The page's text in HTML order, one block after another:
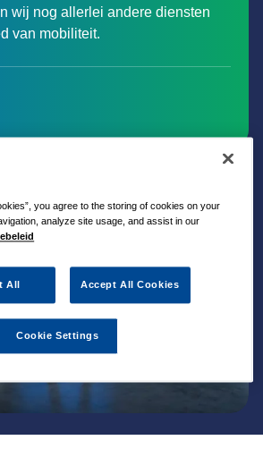
wij nog allerlei andere diensten
van mobiliteit.
you agree to the storing of cookies on your
analyze site usage, and assist in our
All Accept All Cookies
Cookie Settings